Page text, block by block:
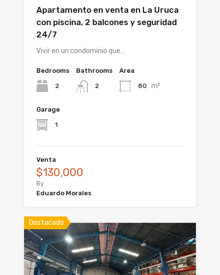
Apartamento en venta en La Uruca
con piscina, 2 balcones y seguridad
24/7
Vivir en un condominio que…
Bedrooms
2
Bathrooms
2
Area
80 m²
Garage
1
Venta
$130,000
By
Eduardo Morales
Destacado